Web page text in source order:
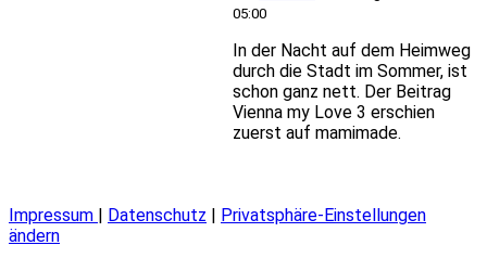
05:00
In der Nacht auf dem Heimweg
durch die Stadt im Sommer, ist
schon ganz nett. Der Beitrag
Vienna my Love 3 erschien
zuerst auf mamimade.
Impressum | Datenschutz | Privatsphäre-Einstellungen
ändern